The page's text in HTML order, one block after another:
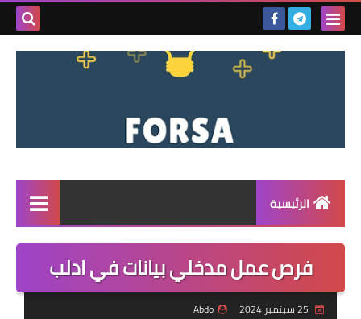
بحث
الرئيسية
القائمة
مناقصات
فرص عمل مدخلي بيانات في ادلب
Abdo